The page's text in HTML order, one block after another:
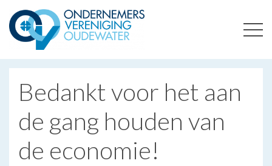
ONDERNEMERSVERENIGING OUDEWATER
Bedankt voor het aan
de gang houden van
de economie!